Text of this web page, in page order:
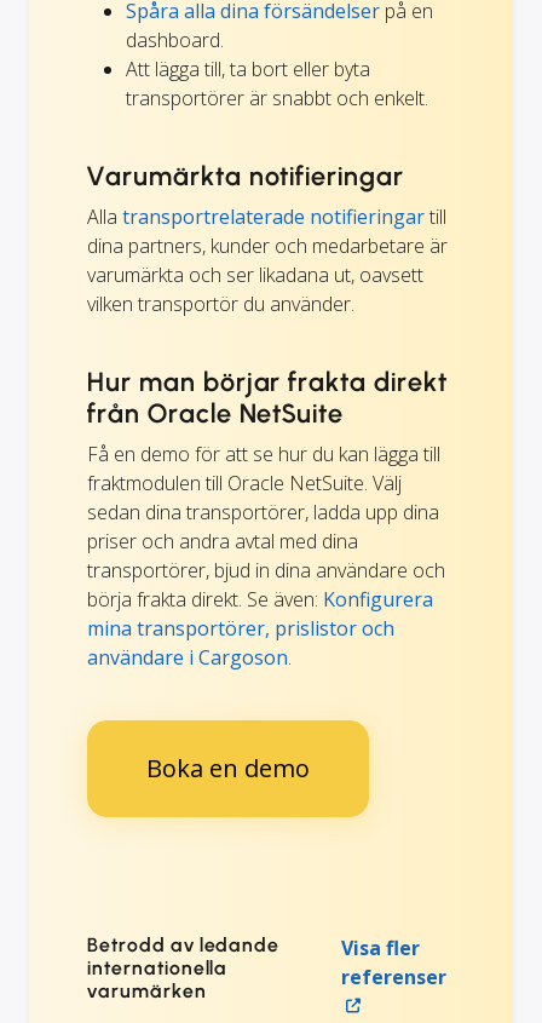
Spåra alla dina försändelser på en
dashboard.
Att lägga till, ta bort eller byta
transportörer är snabbt och enkelt.
Varumärkta notifieringar
Alla transportrelaterade notifieringartill
dina partners, kunder och medarbetare är
varumärkta och ser likadana ut, oavsett
vilken transportör du använder.
Hur man börjar frakta direkt
från Oracle NetSuite
Få en demo för att se hur du kan lägga till
fraktmodulen till Oracle NetSuite. Välj
sedan dina transportörer, ladda upp dina
priser och andra avtal med dina
transportörer, bjud in dina användare och
börja frakta direkt. Se även: Konfigurera
mina transportörer, prislistor och
användare i Cargoson.
Boka en demo
Betrodd av ledande
internationella
varumärken
Visa fler
referenser